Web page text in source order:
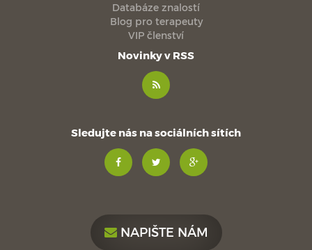
Databáze znalostí
Blog pro terapeuty
VIP členství
Novinky v RSS
Sledujte nás na sociálních sítích
NAPIŠTE NÁM